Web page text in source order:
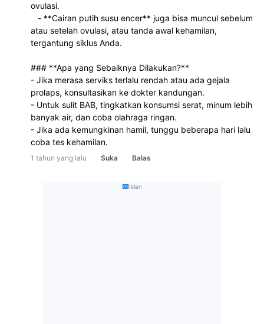
ovulasi.
atau setelah ovulasi, atau tanda awal kehamilan,
tergantung siklus Anda.
### **Apa yang Sebaiknya Dilakukan?**
- Jika merasa serviks terlalu rendah atau ada gejala
prolaps, konsultasikan ke dokter kandungan.
- Untuk sulit BAB, tingkatkan konsumsi serat, minum lebih
banyak air, dan coba olahraga ringan.
- Jika ada kemungkinan hamil, tunggu beberapa hari lalu
coba tes kehamilan.
1 tahun yang lalu Suka Balas
Iklan